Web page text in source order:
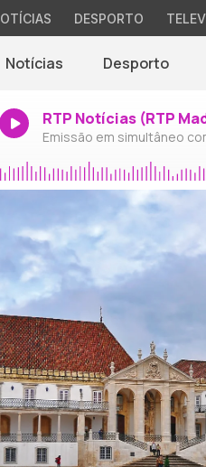
DESPORTO
Notícias Desporto
RTP Notícias (RTP
Emissão em simultâneo